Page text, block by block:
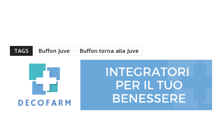
TAGS Buffon Juve Buffon torna alla Juve